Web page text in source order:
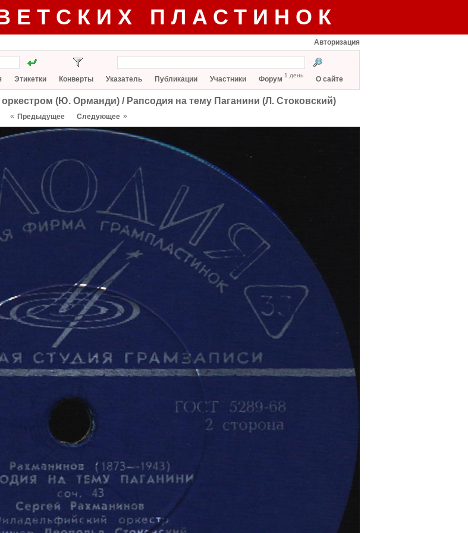
ПЛАСТИНОК
Авторизация
Этикетки Конверты Указатель Публикации Участники Форум 1 день О сайте
(Ю. Орманди) / Рапсодия на тему Паганини (Л. Стоковский)
« Предыдущее Следующее »